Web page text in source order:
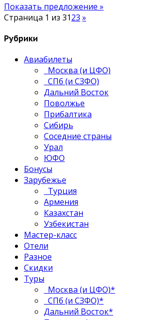
Показать предложение »
Страница 1 из 3123 »
Рубрики
Авиабилеты
Москва (и ЦФО)
СПб (и СЗФО)
Дальний Восток
Поволжье
Прибалтика
Сибирь
Соседние страны
Урал
ЮФО
Бонусы
Зарубежье
Турция
Армения
Казахстан
Узбекистан
Мастер-класс
Отели
Разное
Скидки
Туры
Москва (и ЦФО)*
СПб (и СЗФО)*
Дальний Восток*